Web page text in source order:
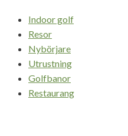
Indoor golf
Resor
Nybörjare
Utrustning
Golfbanor
Restaurang